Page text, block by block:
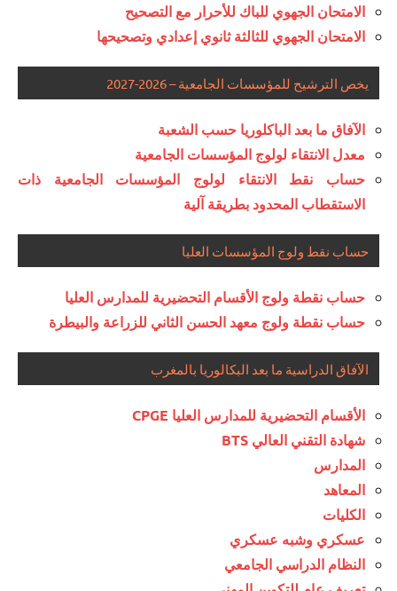
الامتحان الجهوي للباك للأحرار مع التصحيح
الامتحان الجهوي للثالثة ثانوي إعدادي وتصحيحها
يخص الترشيح للمؤسسات الجامعية – 2026-2027
الآفاق ما بعد الباكلوريا حسب الشعبة
معدل الانتقاء لولوج المؤسسات الجامعية
حساب نقط الانتقاء لولوج المؤسسات الجامعية ذات
الاستقطاب المحدود بطريقة آلية
حساب نقط ولوج المؤسسات العليا
حساب نقطة ولوج الأقسام التحضيرية للمدارس العليا
حساب نقطة ولوج معهد الحسن الثاني للزراعة والبيطرة
الآفاق الدراسية ما بعد البكالوريا بالمغرب
الأقسام التحضيرية للمدارس العليا CPGE
شهادة التقني العالي BTS
المدارس
المعاهد
الكليات
عسكري وشبه عسكري
النظام الدراسي الجامعي